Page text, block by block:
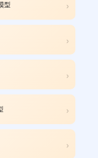
型 ›
›
›
›
›